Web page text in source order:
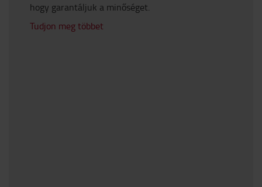
hogy garantáljuk a minőséget.
Tudjon meg többet